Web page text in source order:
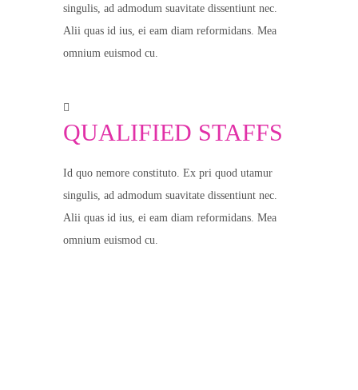
singulis, ad admodum suavitate dissentiunt nec.
Alii quas id ius, ei eam diam reformidans. Mea
omnium euismod cu.
QUALIFIED STAFFS
Id quo nemore constituto. Ex pri quod utamur
singulis, ad admodum suavitate dissentiunt nec.
Alii quas id ius, ei eam diam reformidans. Mea
omnium euismod cu.